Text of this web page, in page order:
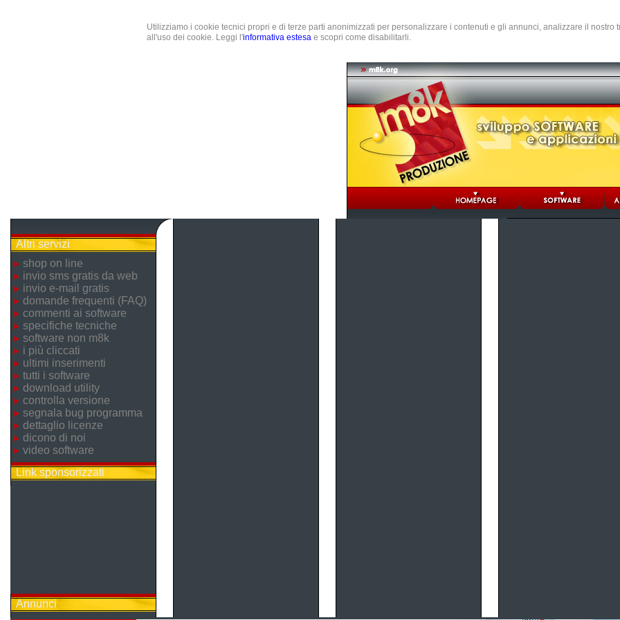
Utilizziamo i cookie tecnici propri e di terze parti anonimizzati per personalizzare i contenuti e gli annunci, analizzare il nostro
all'uso dei cookie. Leggi l'informativa estesa e scopri come disabilitarli.
Altri servizi
shop on line
invio sms gratis da web
invio e-mail gratis
domande frequenti (FAQ)
commenti ai software
specifiche tecniche
software non m8k
i più cliccati
ultimi inserimenti
tutti i software
download utility
controlla versione
segnala bug programma
dettaglio licenze
dicono di noi
video software
Link sponsorizzati
Annunci